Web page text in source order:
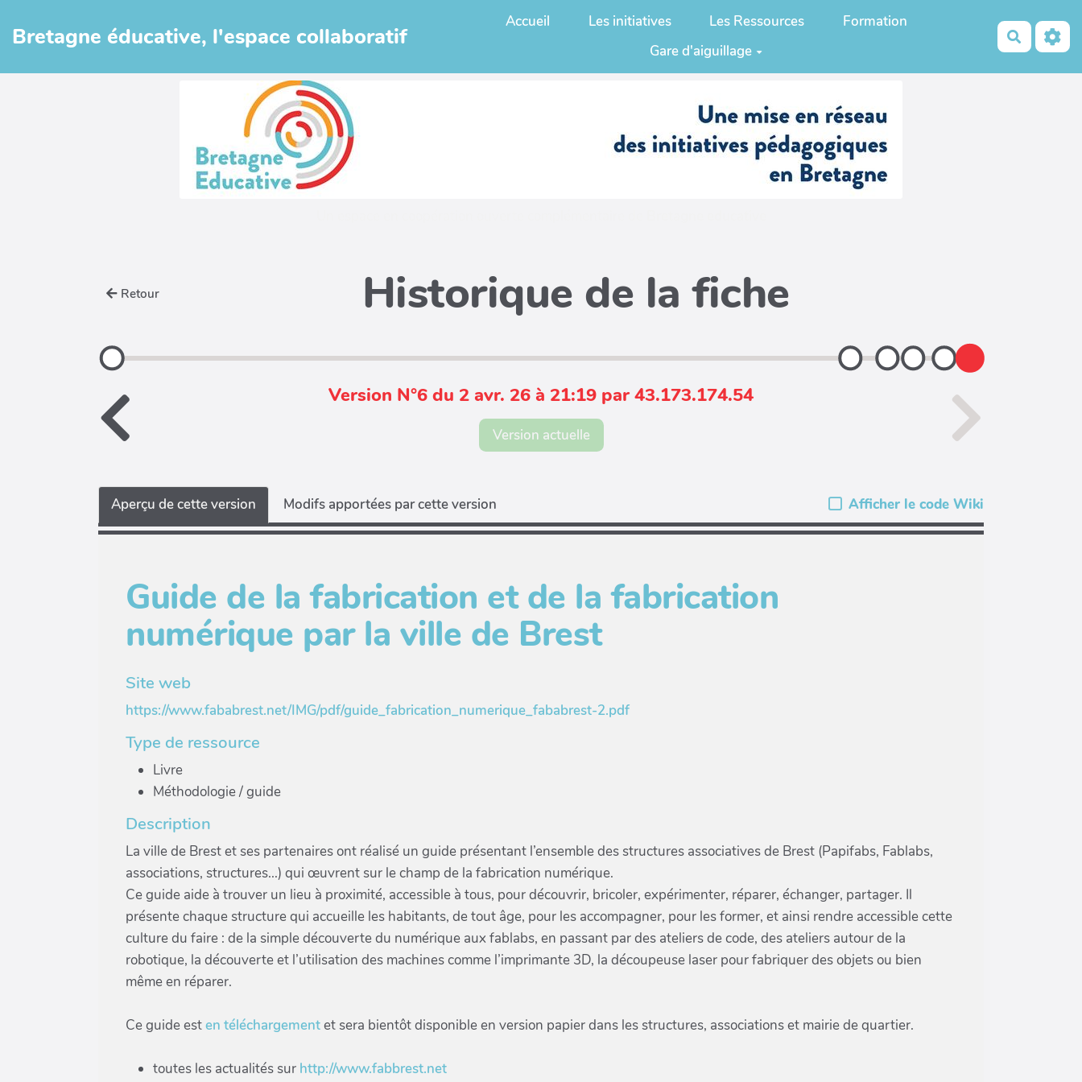
Bretagne éducative, l'espace collaboratif
Accueil Les initiatives Les Ressources
Formation
Gare d'aiguillage
Retour Historique de la fiche
Version N°6 du 2 avr. 26 à 21:19 par 43.173.174.54
Version actuelle
Aperçu de cette version Modifs apportées par cette version Afficher le code Wiki
Guide de la fabrication et de la fabrication
numérique par la ville de Brest
Site web
https://www.fababrest.net/IMG/pdf/guide_fabrication_numerique_fababrest-2.pdf
Type de ressource
Livre
Méthodologie / guide
Description
La ville de Brest et ses partenaires ont réalisé un guide présentant l’ensemble des structures associatives de Brest (Papifabs, Fablabs,
associations, structures...) qui œuvrent sur le champ de la fabrication numérique.
Ce guide aide à trouver un lieu à proximité, accessible à tous, pour découvrir, bricoler, expérimenter, réparer, échanger, partager. Il
présente chaque structure qui accueille les habitants, de tout âge, pour les accompagner, pour les former, et ainsi rendre accessible cette
culture du faire : de la simple découverte du numérique aux fablabs, en passant par des ateliers de code, des ateliers autour de la
robotique, la découverte et l’utilisation des machines comme l’imprimante 3D, la découpeuse laser pour fabriquer des objets ou bien
même en réparer.
Ce guide esten téléchargementet sera bientôt disponible en version papier dans les structures, associations et mairie de quartier.
toutes les actualités sur http://www.fabbrest.net